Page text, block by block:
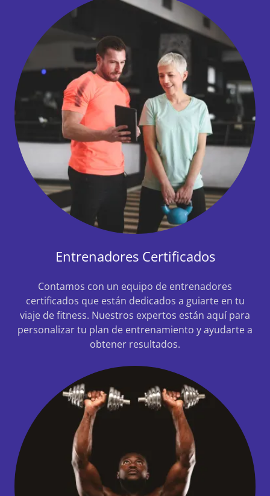
Entrenadores Certificados
Contamos con un equipo de entrenadores
certificados que están dedicados a guiarte en tu
viaje de fitness. Nuestros expertos están aquí para
personalizar tu plan de entrenamiento y ayudarte a
obtener resultados.